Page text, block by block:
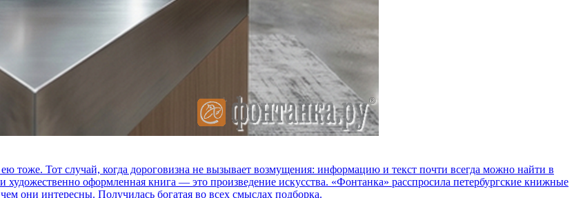
тоже. Тот случай, когда дороговизна не вызывает возмущения: информацию и текст почти всегда можно найти в
оформленная книга — это произведение искусства. «Фонтанка» расспросила петербургские книжные
они интересны. Получилась богатая во всех смыслах подборка.